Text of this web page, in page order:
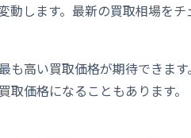
動します。最新の買取相場を
も高い買取価格が期待できま
取価格になることもあります。